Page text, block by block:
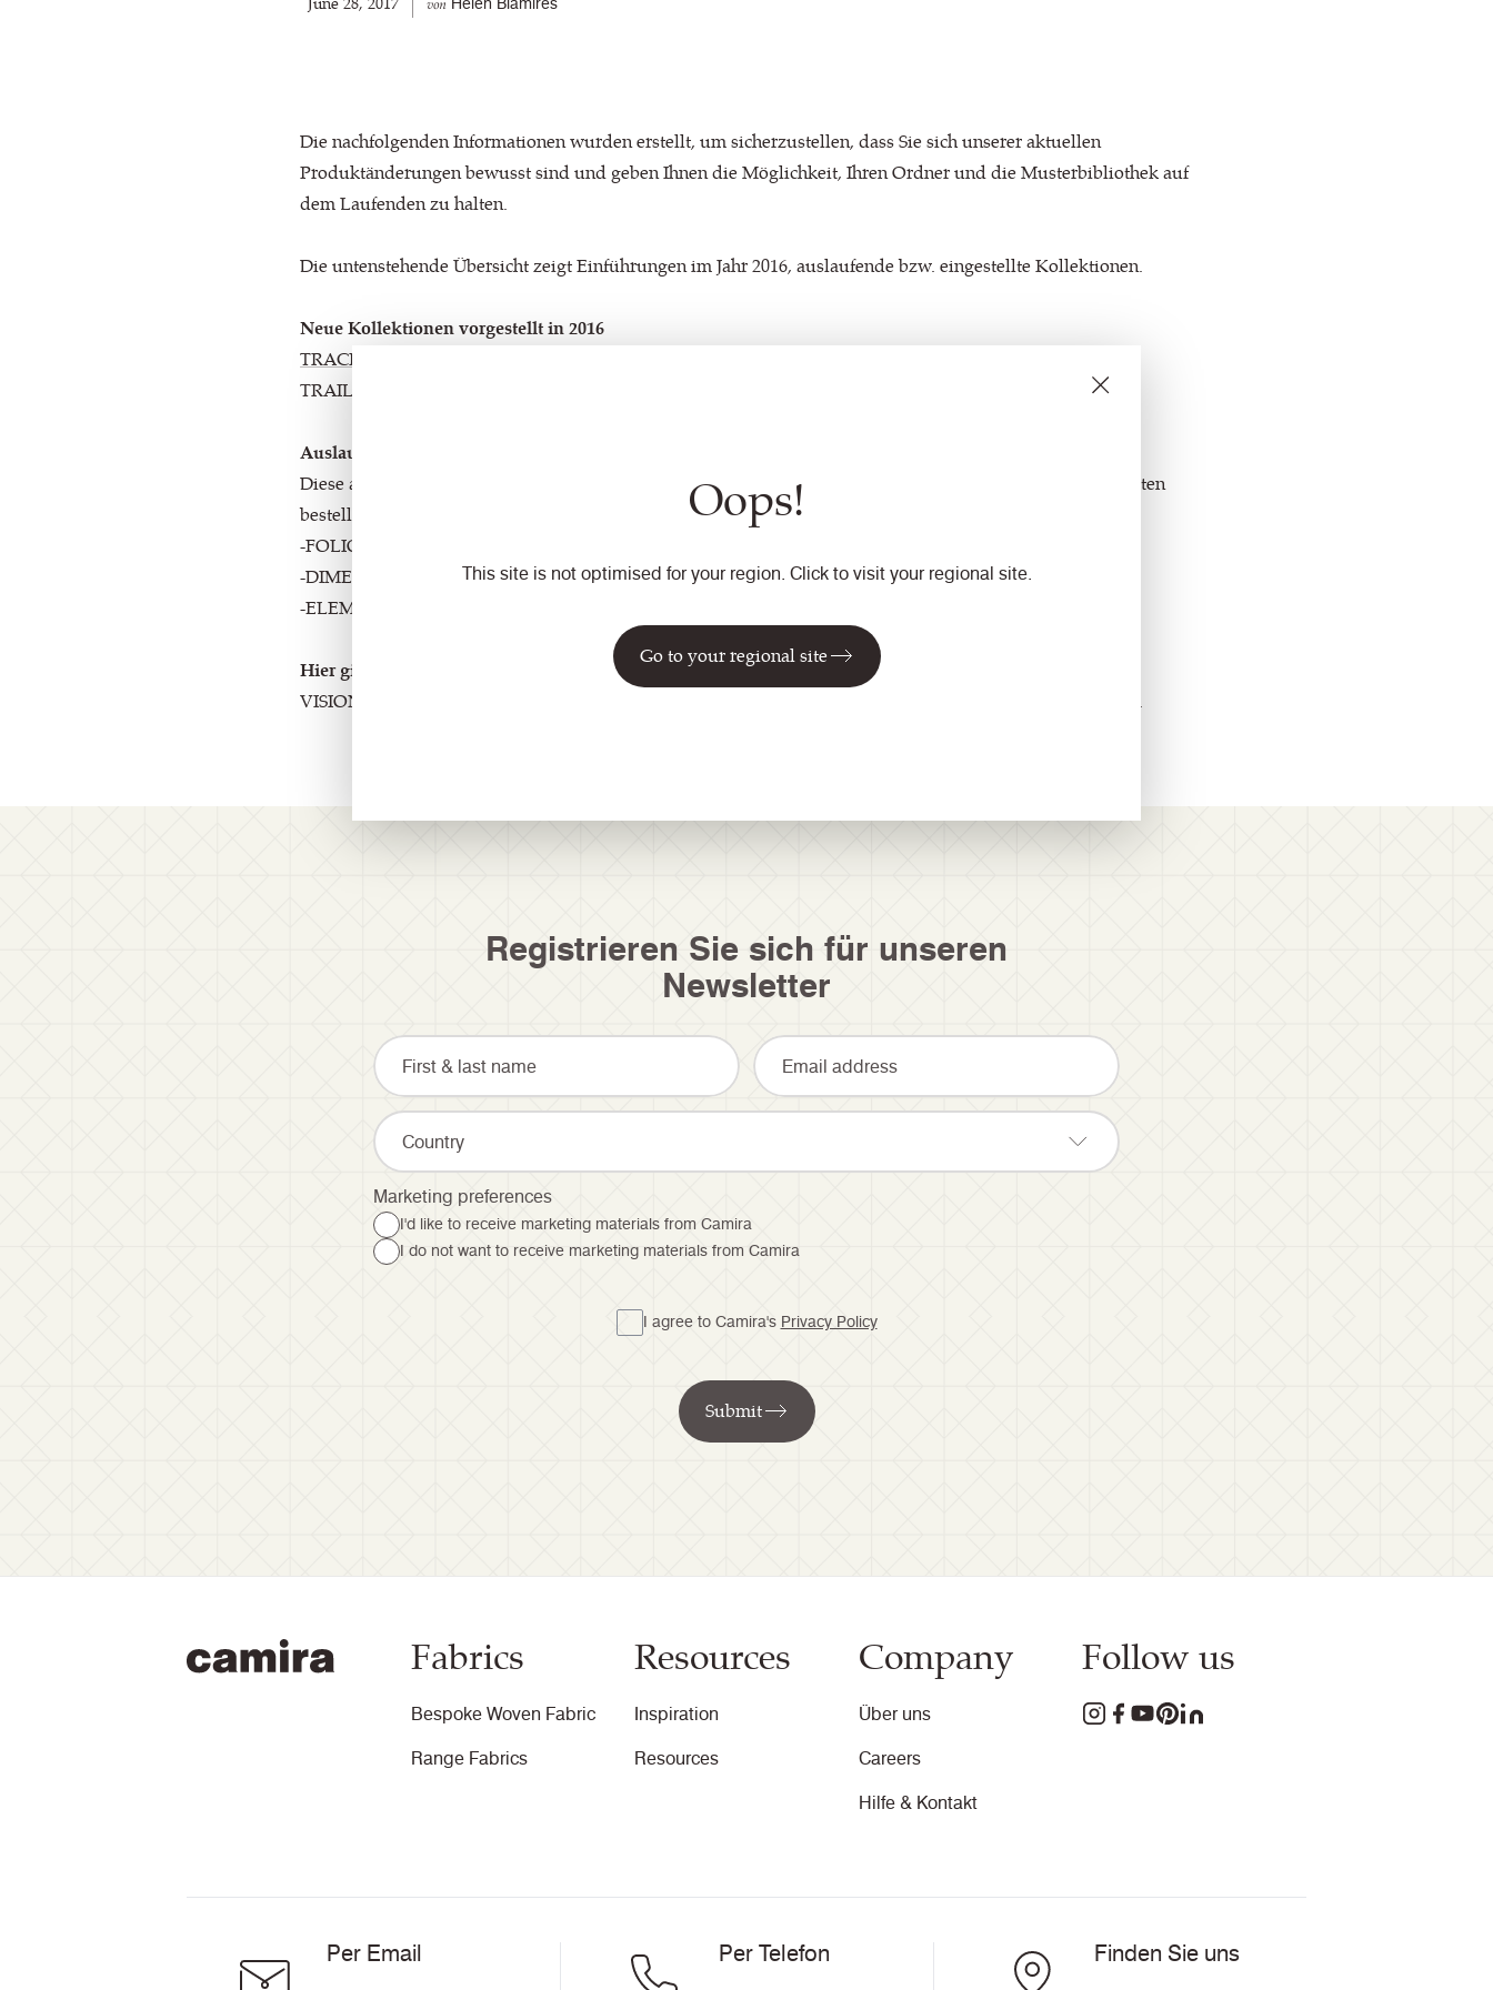
Oops!
This site is not optimised for your region. Click to visit your regional site.
Go to your regional site
von Helen Blamires
Die nachfolgenden Informationen wurden erstellt, um sicherzustellen, dass Sie sich unserer aktuellen
Produktänderungen bewusst sind und geben Ihnen die Möglichkeit, Ihren Ordner und die Musterbibliothek auf
dem Laufenden zu halten.
Die untenstehende Übersicht zeigt Einführungen im Jahr 2016, auslaufende bzw. eingestellte Kollektionen.
Neue Kollektionen vorgestellt in 2016
TRACK (Chenille Flachgewebe)
TRAIL (Chenille Flachgewebe)
Auslaufend ab 01. März 2017
Diese auslaufenden Kollektionen werden nicht mehr beworben, können aber noch in den nächsten 6 Monaten
bestellt werden. Ab dem 1. September 2017 werden dann folgende Kollektionen eingestellt:
-FOLIO
-DIMENSION
-ELEMENTS (Mindestbestellmenge 400 lfm)
Hier gibt es bald weitere Neuigkeiten!
In wenigen Wochen kann unsere neueste Flachgewebe Kollektion
VISION bestellt werden . Weitere Farben, Designs und Strukturen werden im Laufe des Jahres 2017 folgen.
Registrieren Sie sich für unseren
Newsletter
Country
Marketing preferences
I'd like to receive marketing materials from Camira
I do not want to receive marketing materials from Camira
I agree to Camira's Privacy Policy
Submit
Fabrics
Bespoke Woven Fabric
Range Fabrics
Resources
Inspiration
Resources
Company
Über uns
Careers
Hilfe & Kontakt
Follow us
Per Email Per Telefon Finden Sie uns